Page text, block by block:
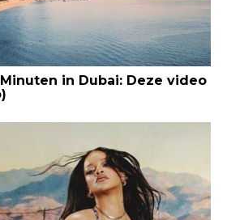
in Dubai: Deze video